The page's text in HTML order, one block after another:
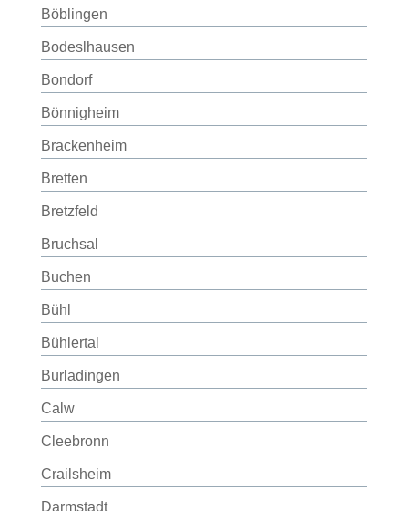
Böblingen
Bodeslhausen
Bondorf
Bönnigheim
Brackenheim
Bretten
Bretzfeld
Bruchsal
Buchen
Bühl
Bühlertal
Burladingen
Calw
Cleebronn
Crailsheim
Darmstadt